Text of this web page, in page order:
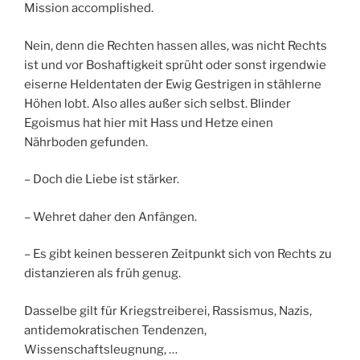
Mission accomplished.
Nein, denn die Rechten hassen alles, was nicht Rechts
ist und vor Boshaftigkeit sprüht oder sonst irgendwie
eiserne Heldentaten der Ewig Gestrigen in stählerne
Höhen lobt. Also alles außer sich selbst. Blinder
Egoismus hat hier mit Hass und Hetze einen
Nährboden gefunden.
– Doch die Liebe ist stärker.
– Wehret daher den Anfängen.
– Es gibt keinen besseren Zeitpunkt sich von Rechts zu
distanzieren als früh genug.
Dasselbe gilt für Kriegstreiberei, Rassismus, Nazis,
antidemokratischen Tendenzen,
Wissenschaftsleugnung, …